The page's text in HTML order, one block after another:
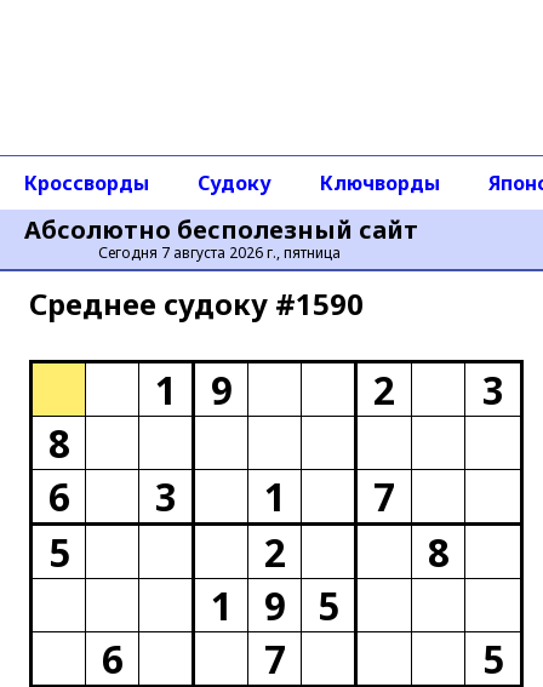
Абсолютно бесполезный сайт
Сегодня 7 августа 2026 г., пятница
Кроссворды Судоку Ключворды
Среднее cудоку #1590
1 9 2
3
8
6
3 1
7
5
2
8
1
9
5
6
7
5